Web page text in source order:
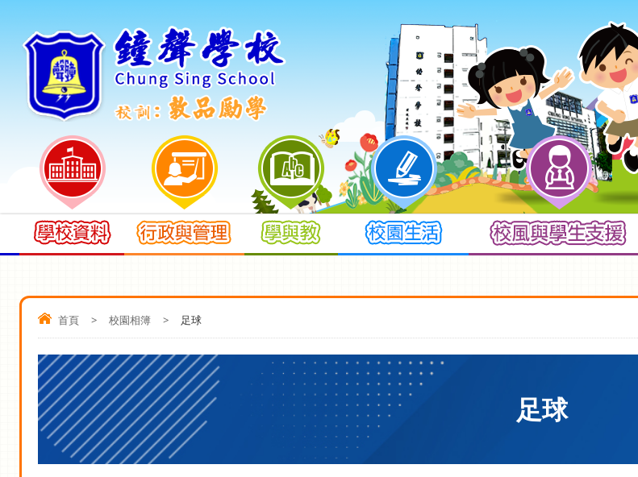
首頁 > 校園相簿 > 足球
足球